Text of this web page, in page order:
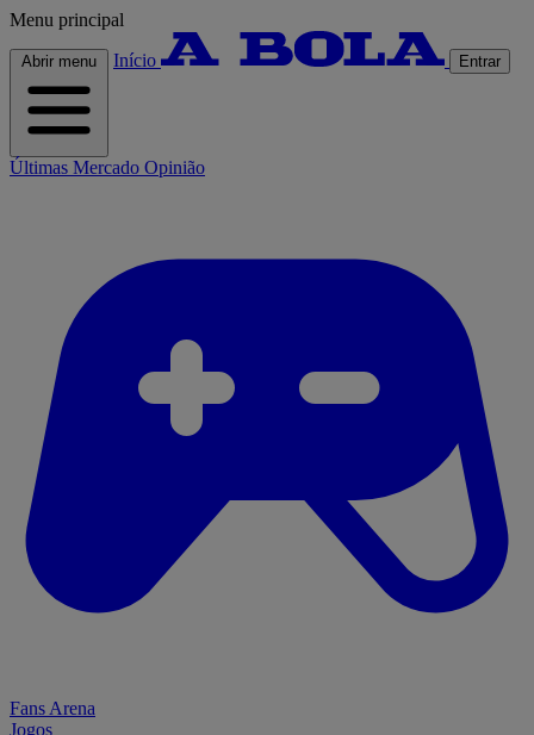
Menu principal
Abrir menu Início Entrar
Últimas Mercado Opinião
Fans Arena
Jogos